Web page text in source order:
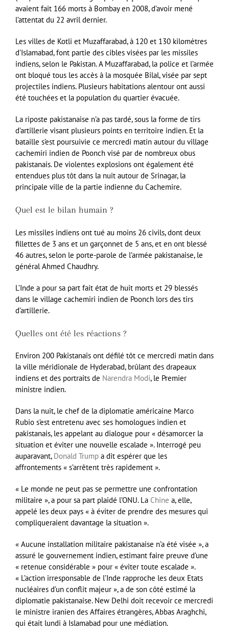
avaient fait 166 morts à Bombay en 2008, d’avoir mené
l’attentat du 22 avril dernier.
Les villes de Kotli et Muzaffarabad, à 120 et 130 kilomètres
d’Islamabad, font partie des cibles visées par les missiles
indiens, selon le Pakistan. A Muzaffarabad, la police et l’armée
ont bloqué tous les accès à la mosquée Bilal, visée par sept
projectiles indiens. Plusieurs habitations alentour ont aussi
été touchées et la population du quartier évacuée.
La riposte pakistanaise n’a pas tardé, sous la forme de tirs
d’artillerie visant plusieurs points en territoire indien. Et la
bataille s’est poursuivie ce mercredi matin autour du village
cachemiri indien de Poonch visé par de nombreux obus
pakistanais. De violentes explosions ont également été
entendues plus tôt dans la nuit autour de Srinagar, la
principale ville de la partie indienne du Cachemire.
Quel est le bilan humain ?
Les missiles indiens ont tué au moins 26 civils, dont deux
fillettes de 3 ans et un garçonnet de 5 ans, et en ont blessé
46 autres, selon le porte-parole de l’armée pakistanaise, le
général Ahmed Chaudhry.
L’Inde a pour sa part fait état de huit morts et 29 blessés
dans le village cachemiri indien de Poonch lors des tirs
d’artillerie.
Quelles ont été les réactions ?
Environ 200 Pakistanais ont défilé tôt ce mercredi matin dans
la ville méridionale de Hyderabad, brûlant des drapeaux
indiens et des portraits de Narendra Modi, le Premier
ministre indien.
Dans la nuit, le chef de la diplomatie américaine Marco
Rubio s’est entretenu avec ses homologues indien et
pakistanais, les appelant au dialogue pour « désamorcer la
situation et éviter une nouvelle escalade ». Interrogé peu
auparavant, Donald Trump a dit espérer que les
affrontements « s’arrêtent très rapidement ».
« Le monde ne peut pas se permettre une confrontation
militaire », a pour sa part plaidé l’ONU. La Chine a, elle,
appelé les deux pays « à éviter de prendre des mesures qui
compliqueraient davantage la situation ».
« Aucune installation militaire pakistanaise n’a été visée », a
assuré le gouvernement indien, estimant faire preuve d’une
« retenue considérable » pour « éviter toute escalade ».
« L’action irresponsable de l’Inde rapproche les deux Etats
nucléaires d’un conflit majeur », a de son côté estimé la
diplomatie pakistanaise. New Delhi doit recevoir ce mercredi
le ministre iranien des Affaires étrangères, Abbas Araghchi,
qui était lundi à Islamabad pour une médiation.